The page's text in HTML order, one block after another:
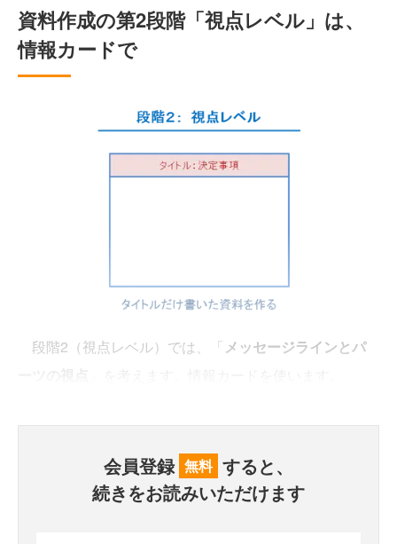
資料作成の第2段階「視点レベル」は、
情報カードで
段階2（視点レベル）では、「メッセージラインとパ
会員登録 無料 すると、
続きをお読みいただけます